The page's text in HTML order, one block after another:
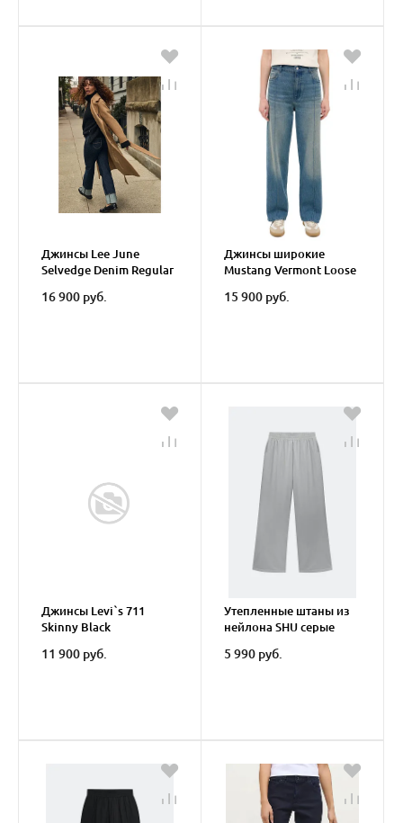
Джинсы Lee June
Selvedge Denim Regular
16 900 руб.
Джинсы широкие
Mustang Vermont Loose
15 900 руб.
Джинсы Levi`s 711
Skinny Black
11 900 руб.
Утепленные штаны из
нейлона SHU серые
5 990 руб.